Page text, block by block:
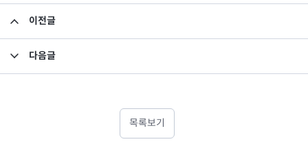
이전글
다음글
목록보기